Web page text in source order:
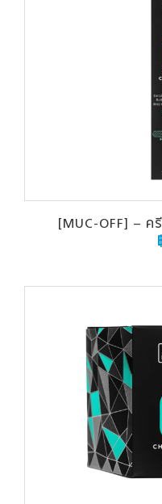
[MUC-OFF] –